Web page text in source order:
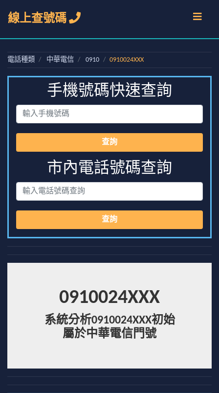
線上查號碼
電話種類 中華電信 0910 0910024XXX
手機號碼快速查詢
查詢
市內電話號碼查詢
查詢
0910024XXX
系統分析0910024XXX初始
屬於中華電信門號